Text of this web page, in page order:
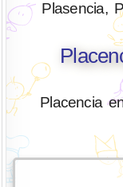
Plasencia,
Placencia